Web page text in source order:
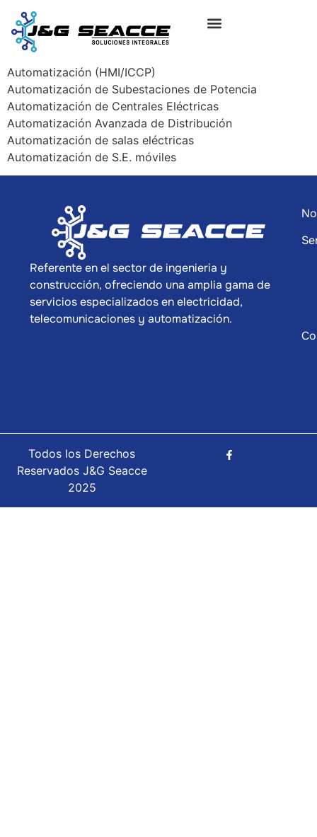
Automatización (HMI/ICCP)
Automatización de Subestaciones de Potencia
Automatización de Centrales Eléctricas
Automatización Avanzada de Distribución
Automatización de salas eléctricas
Automatización de S.E. móviles
Referente en el sector de ingenieria y
construcción, ofreciendo una amplia gama de
servicios especializados en electricidad,
telecomunicaciones y automatización.
Todos los Derechos
Reservados J&G Seacce
2025